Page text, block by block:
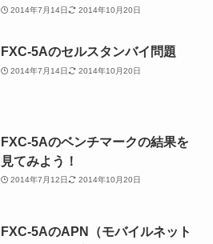
2014年7月14日 2014年10月20日
FXC-5Aのセルスタンバイ問題
2014年7月14日 2014年10月20日
FXC-5Aのベンチマークの結果を
見てみよう！
2014年7月12日 2014年10月20日
FXC-5AのAPN（モバイルネット